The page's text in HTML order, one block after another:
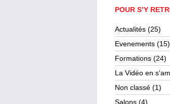
POUR S’Y
Actualités (25)
Evenements (15)
Formations (24)
La Vidéo en
Non classé (1)
Salons (4)